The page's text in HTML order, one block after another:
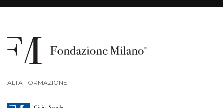
ALTA FORMAZIONE